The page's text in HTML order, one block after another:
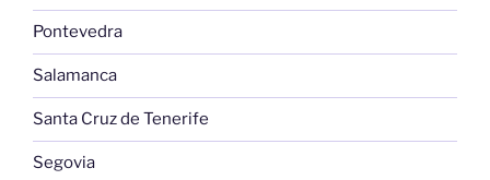
Pontevedra
Salamanca
Santa Cruz de Tenerife
Segovia